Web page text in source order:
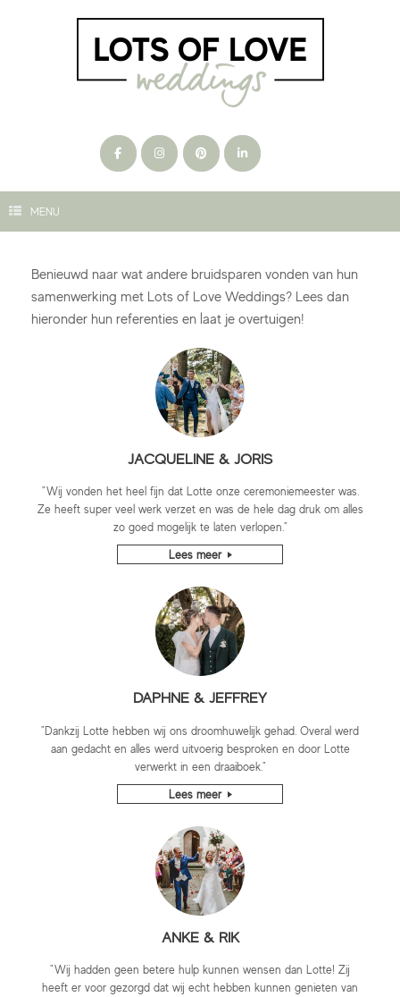
MENU
Benieuwd naar wat andere bruidsparen vonden van hun
samenwerking met Lots of Love Weddings? Lees dan
hieronder hun referenties en laat je overtuigen!
JACQUELINE & JORIS
"Wij vonden het heel fijn dat Lotte onze ceremoniemeester was.
Ze heeft super veel werk verzet en was de hele dag druk om alles
zo goed mogelijk te laten verlopen."
Lees meer
DAPHNE & JEFFREY
"Dankzij Lotte hebben wij ons droomhuwelijk gehad. Overal werd
aan gedacht en alles werd uitvoerig besproken en door Lotte
verwerkt in een draaiboek."
Lees meer
ANKE & RIK
"Wij hadden geen betere hulp kunnen wensen dan Lotte! Zij
heeft er voor gezorgd dat wij echt hebben kunnen genieten van